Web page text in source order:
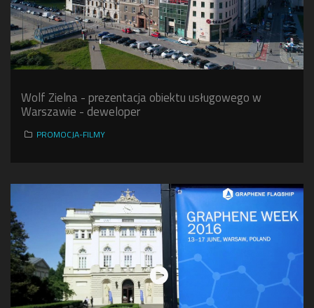
Wolf Zielna - prezentacja obiektu usługowego w
Warszawie - deweloper
PROMOCJA-FILMY